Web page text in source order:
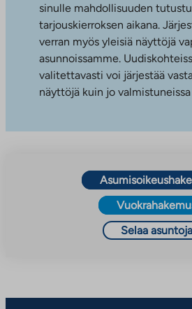
sinulle mahdollisuuden
tarjouskierroksen aikana.
verran myös yleisiä näyttöjä
asunnoissamme.
valitettavasti voi järjestää
näyttöjä kuin jo
Selaa asuntoja